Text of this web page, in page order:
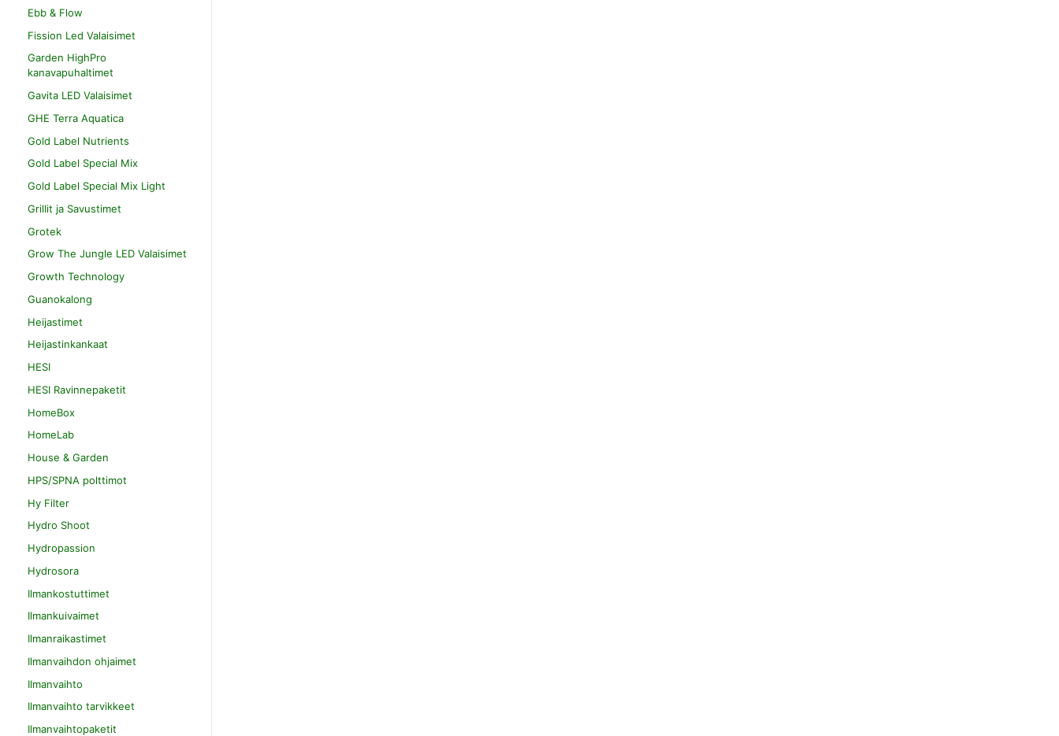
Ebb & Flow
Fission Led Valaisimet
Garden HighPro
kanavapuhaltimet
Gavita LED Valaisimet
GHE Terra Aquatica
Gold Label Nutrients
Gold Label Special Mix
Gold Label Special Mix Light
Grillit ja Savustimet
Grotek
Grow The Jungle LED Valaisimet
Growth Technology
Guanokalong
Heijastimet
Heijastinkankaat
HESI
HESI Ravinnepaketit
HomeBox
HomeLab
House & Garden
HPS/SPNA polttimot
Hy Filter
Hydro Shoot
Hydropassion
Hydrosora
Ilmankostuttimet
Ilmankuivaimet
Ilmanraikastimet
Ilmanvaihdon ohjaimet
Ilmanvaihto
Ilmanvaihto tarvikkeet
Ilmanvaihtopaketit